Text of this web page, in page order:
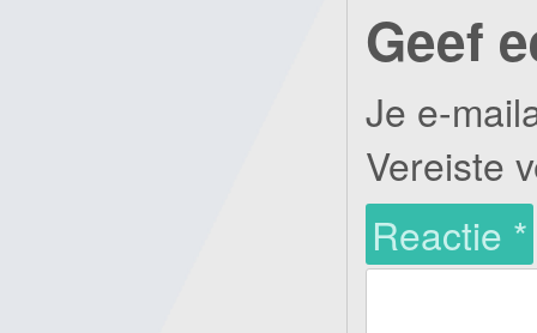
Geef
Je e-
Vereiste
Reactie *